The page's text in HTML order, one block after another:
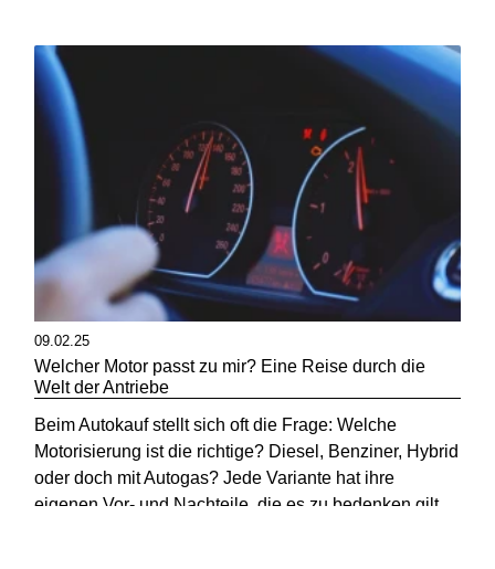
09.02.25
Welcher Motor passt zu mir? Eine Reise durch die
Welt der Antriebe
Beim Autokauf stellt sich oft die Frage: Welche
Motorisierung ist die richtige? Diesel, Benziner, Hybrid
oder doch mit Autogas? Jede Variante hat ihre
eigenen Vor- und Nachteile, die es zu bedenken gilt.